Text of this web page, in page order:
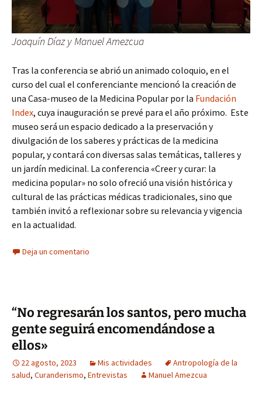
Joaquín Díaz y Manuel Amezcua
Tras la conferencia se abrió un animado coloquio, en el
curso del cual el conferenciante mencionó la creación de
una Casa-museo de la Medicina Popular por la Fundación
Index, cuya inauguración se prevé para el año próximo. Este
museo será un espacio dedicado a la preservación y
divulgación de los saberes y prácticas de la medicina
popular, y contará con diversas salas temáticas, talleres y
un jardín medicinal. La conferencia «Creer y curar: la
medicina popular» no solo ofreció una visión histórica y
cultural de las prácticas médicas tradicionales, sino que
también invitó a reflexionar sobre su relevancia y vigencia
en la actualidad.
Deja un comentario
“No regresarán los santos, pero mucha
gente seguirá encomendándose a
ellos»
22 agosto, 2023 Mis actividades
Antropología de la
salud, Curanderismo, Entrevistas Manuel Amezcua